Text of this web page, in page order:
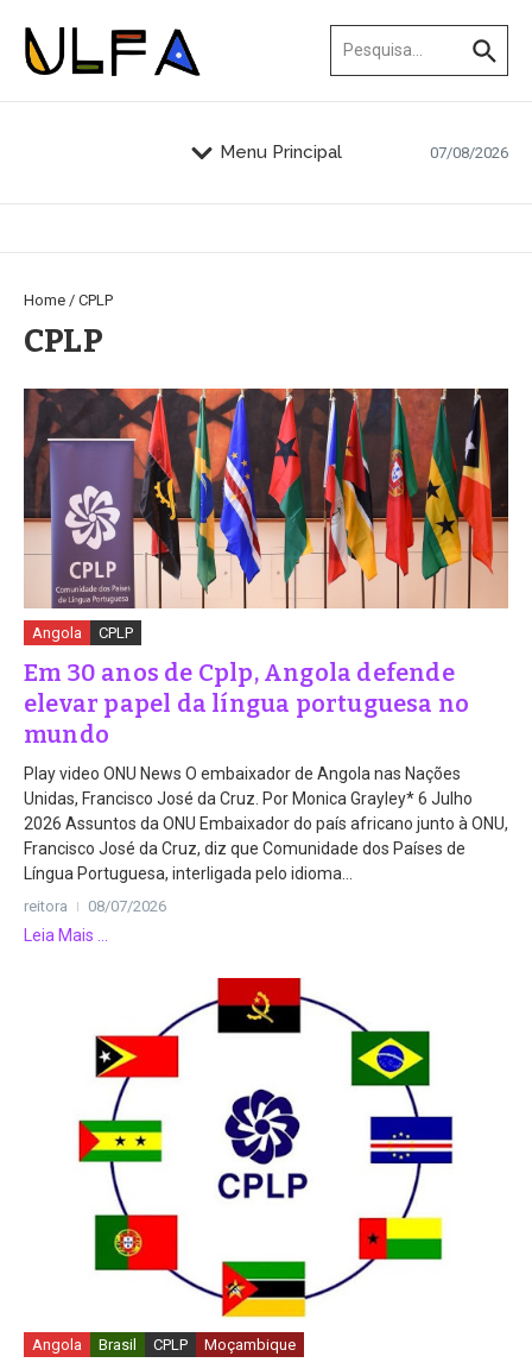
Menu Principal 07/08/2026
Home / CPLP
CPLP
Angola CPLP
Em 30 anos de Cplp, Angola defende
elevar papel da língua portuguesa no
mundo
Play video ONU News O embaixador de Angola nas Nações
Unidas, Francisco José da Cruz. Por Monica Grayley* 6 Julho
2026 Assuntos da ONU Embaixador do país africano junto à ONU,
Francisco José da Cruz, diz que Comunidade dos Países de
Língua Portuguesa, interligada pelo idioma...
reitora 08/07/2026
Leia Mais ...
Angola Brasil CPLP Moçambique